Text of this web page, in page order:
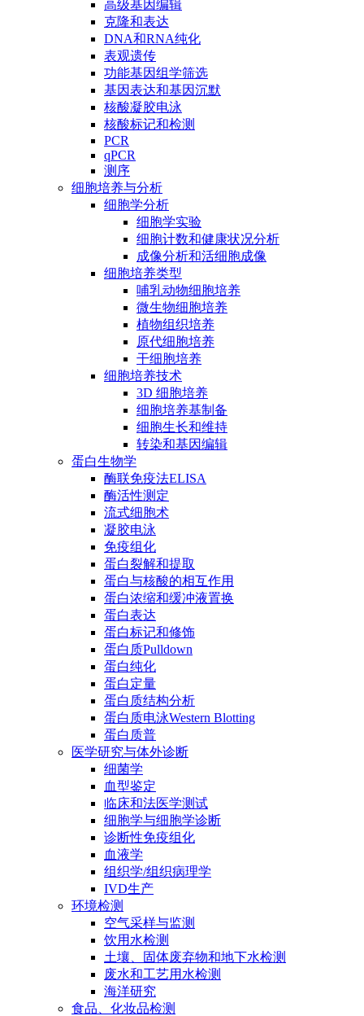
高级基因编辑
克隆和表达
DNA和RNA纯化
表观遗传
功能基因组学筛选
基因表达和基因沉默
核酸凝胶电泳
核酸标记和检测
PCR
qPCR
测序
细胞培养与分析
细胞学分析
细胞学实验
细胞计数和健康状况分析
成像分析和活细胞成像
细胞培养类型
哺乳动物细胞培养
微生物细胞培养
植物组织培养
原代细胞培养
干细胞培养
细胞培养技术
3D 细胞培养
细胞培养基制备
细胞生长和维持
转染和基因编辑
蛋白生物学
酶联免疫法ELISA
酶活性测定
流式细胞术
凝胶电泳
免疫组化
蛋白裂解和提取
蛋白与核酸的相互作用
蛋白浓缩和缓冲液置换
蛋白表达
蛋白标记和修饰
蛋白质Pulldown
蛋白纯化
蛋白定量
蛋白质结构分析
蛋白质电泳Western Blotting
蛋白质普
医学研究与体外诊断
细菌学
血型鉴定
临床和法医学测试
细胞学与细胞学诊断
诊断性免疫组化
血液学
组织学/组织病理学
IVD生产
环境检测
空气采样与监测
饮用水检测
土壤、固体废弃物和地下水检测
废水和工艺用水检测
海洋研究
食品、化妆品检测